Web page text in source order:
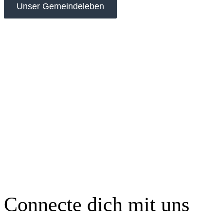
Unser Gemeindeleben
Connecte dich mit uns